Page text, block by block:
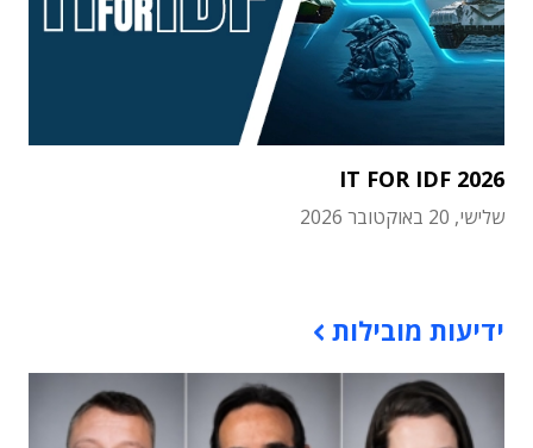
IT FOR IDF 2026
שלישי, 20 באוקטובר 2026
ידיעות מובילות